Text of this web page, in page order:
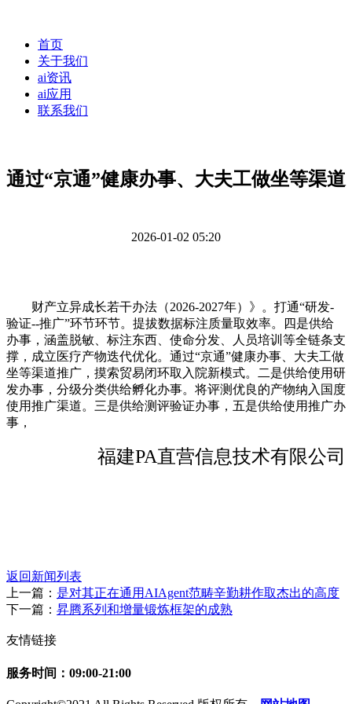
首页
关于我们
ai资讯
ai应用
联系我们
通过“京通”健康办事、大夫工做坐等渠道
2026-01-02 05:20
财产立异成长若干办法（2026-2027年）》。打通“研发-
验证--推广”环节环节。提拔数据标注质量取效率。四是供给
办事，涵盖脱敏、标注东西、使命分发、人员培训等全链条支
撑，成立医疗产物迭代优化。通过“京通”健康办事、大夫工做
坐等渠道推广，摸索贸易闭环取入院新模式。二是供给使用研
发办事，分级分类供给孵化办事。将评测优良的产物纳入国度
使用推广渠道。三是供给测评验证办事，五是供给使用推广办
事，
福建PA直营信息技术有限公司
返回新闻列表
上一篇： 是对其正在通用AIAgent范畴辛勤耕作取杰出的高度
下一篇： 昇腾系列和增量锻炼框架的成熟
友情链接
服务时间：09:00-21:00